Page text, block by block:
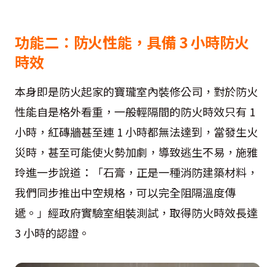
功能二：防火性能，具備 3 小時防火
時效
本身即是防火起家的寶瓏室內裝修公司，對於防火
性能自是格外看重，一般輕隔間的防火時效只有 1
小時，紅磚牆甚至連 1 小時都無法達到，當發生火
災時，甚至可能使火勢加劇，導致逃生不易，施雅
玲進一步說道：「石膏，正是一種消防建築材料，
我們同步推出中空規格，可以完全阻隔溫度傳
遞。」經政府實驗室組裝測試，取得防火時效長達
3 小時的認證。